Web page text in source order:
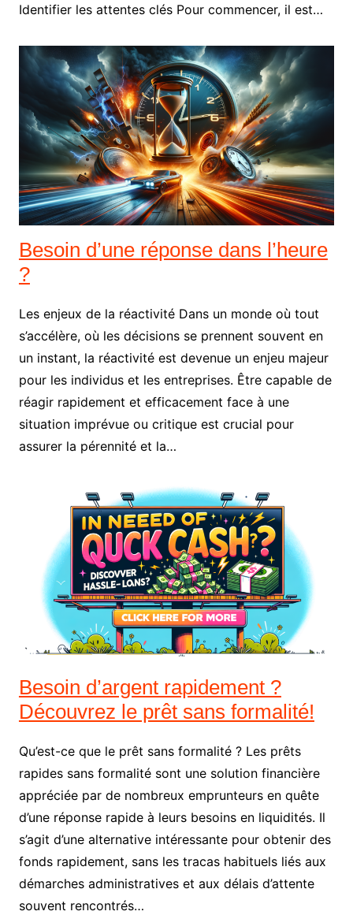
Identifier les attentes clés Pour commencer, il est…
Besoin d’une réponse dans l’heure
?
Les enjeux de la réactivité Dans un monde où tout
s’accélère, où les décisions se prennent souvent en
un instant, la réactivité est devenue un enjeu majeur
pour les individus et les entreprises. Être capable de
réagir rapidement et efficacement face à une
situation imprévue ou critique est crucial pour
assurer la pérennité et la…
Besoin d’argent rapidement ?
Découvrez le prêt sans formalité!
Qu’est-ce que le prêt sans formalité ? Les prêts
rapides sans formalité sont une solution financière
appréciée par de nombreux emprunteurs en quête
d’une réponse rapide à leurs besoins en liquidités. Il
s’agit d’une alternative intéressante pour obtenir des
fonds rapidement, sans les tracas habituels liés aux
démarches administratives et aux délais d’attente
souvent rencontrés…